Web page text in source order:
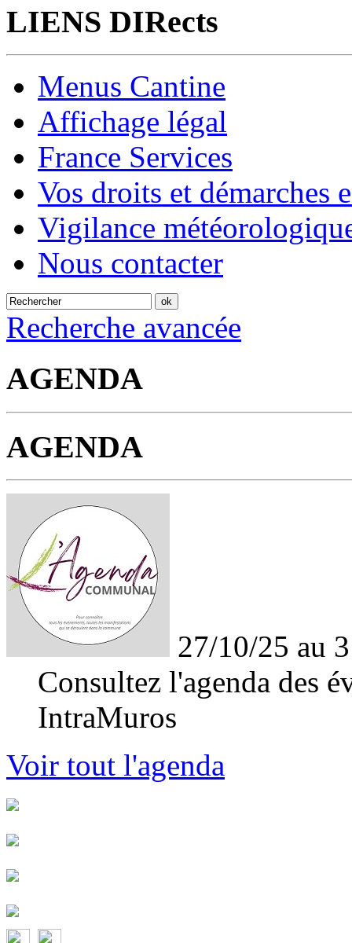
LIENS DIRects
Menus Cantine
Affichage légal
France Services
Vos droits et démarches
Vigilance
Nous contacter
Recherche avancée
AGENDA
AGENDA
27/10/25 au
Consultez l'agenda des
IntraMuros
Voir tout l'agenda